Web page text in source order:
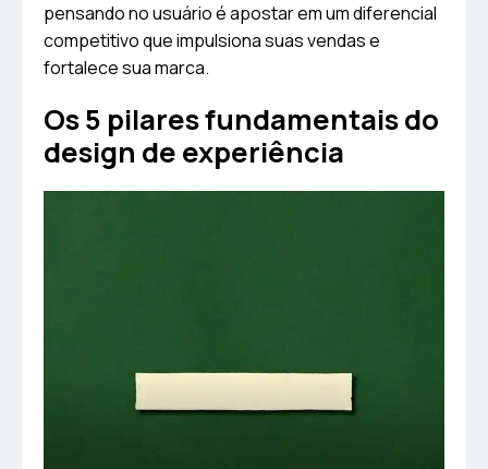
pensando no usuário é apostar em um diferencial
competitivo que impulsiona suas vendas e
fortalece sua marca.
Os 5 pilares fundamentais do
design de experiência